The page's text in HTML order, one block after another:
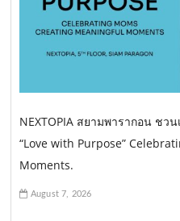
NEXTOPIA สยามพารากอน ชว
“Love with Purpose”
Moments.
August 7, 2026